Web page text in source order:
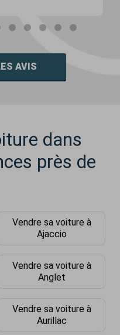
AVIS
dans
près de
Vendre sa voiture à
Ajaccio
Vendre sa voiture à
Anglet
Vendre sa voiture à
Aurillac